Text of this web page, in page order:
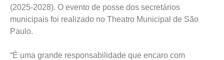
(2025-2028). O evento de posse dos secretários
municipais foi realizado no Theatro Municipal de São
Paulo.
“É uma grande responsabilidade que encaro com